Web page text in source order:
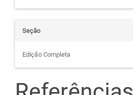
Seção
Edição Completa